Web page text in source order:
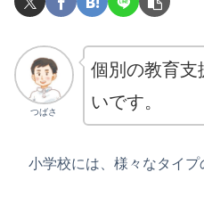
つばさ
個別の教育支
いです。
小学校には、様々なタイプ